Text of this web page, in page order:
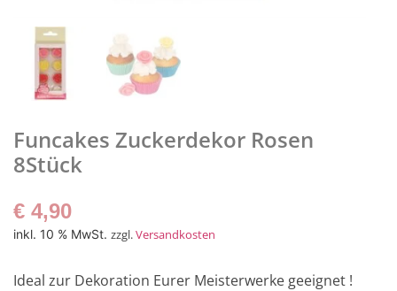
Funcakes Zuckerdekor Rosen
8Stück
€ 4,90
inkl. 10 % MwSt. zzgl.Versandkosten
Ideal zur Dekoration Eurer Meisterwerke geeignet !